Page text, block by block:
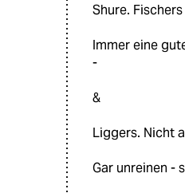
Shure.
Immer eine
-
&
Liggers. Nicht
Gar unreinen -